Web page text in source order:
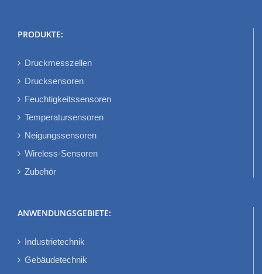
PRODUKTE:
Druckmesszellen
Drucksensoren
Feuchtigkeitssensoren
Temperatursensoren
Neigungssensoren
Wireless-Sensoren
Zubehör
ANWENDUNGSGEBIETE:
Industrietechnik
Gebäudetechnik